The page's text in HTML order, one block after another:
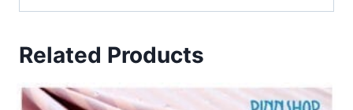
Related Products